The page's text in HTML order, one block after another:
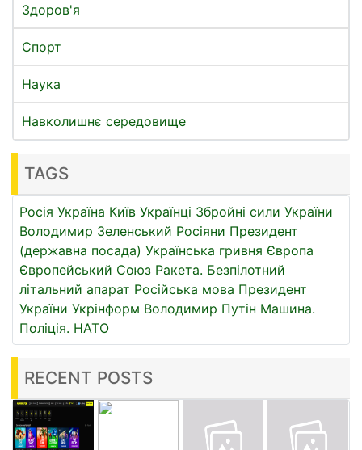
Здоров'я
Спорт
Наука
Навколишнє середовище
TAGS
Росія Україна Київ Українці Збройні сили України
Володимир Зеленський Росіяни Президент
(державна посада) Українська гривня Європа
Європейський Союз Ракета. Безпілотний
літальний апарат Російська мова Президент
України Укрінформ Володимир Путін Машина.
Поліція. НАТО
RECENT POSTS